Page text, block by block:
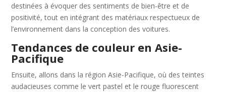
destinées à évoquer des sentiments de bien-être et de
positivité, tout en intégrant des matériaux respectueux de
l’environnement dans la conception des voitures.
Tendances de couleur en Asie-
Pacifique
Ensuite, allons dans la région Asie-Pacifique, où des teintes
audacieuses comme le vert pastel et le rouge fluorescent